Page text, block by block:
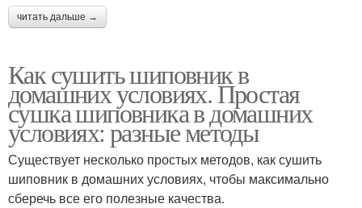
читать дальше →
Как сушить шиповник в
домашних условиях. Простая
сушка шиповника в домашних
условиях: разные методы
Существует несколько простых методов, как сушить
шиповник в домашних условиях, чтобы максимально
сберечь все его полезные качества.